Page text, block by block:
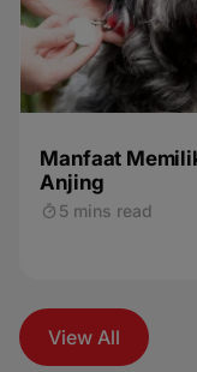
Manfaat
Anjing
5 mins read
View All